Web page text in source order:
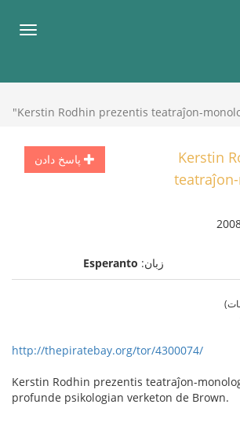
Kerstin Rodhin prezentis teatraĵon-
پاسخ دادن
Kerstin
زبان: Esperanto
http://thepiratebay.org/tor/4300074/
Kerstin Rodhin prezentis teatraĵon-
profunde psikologian verketon de Brown.